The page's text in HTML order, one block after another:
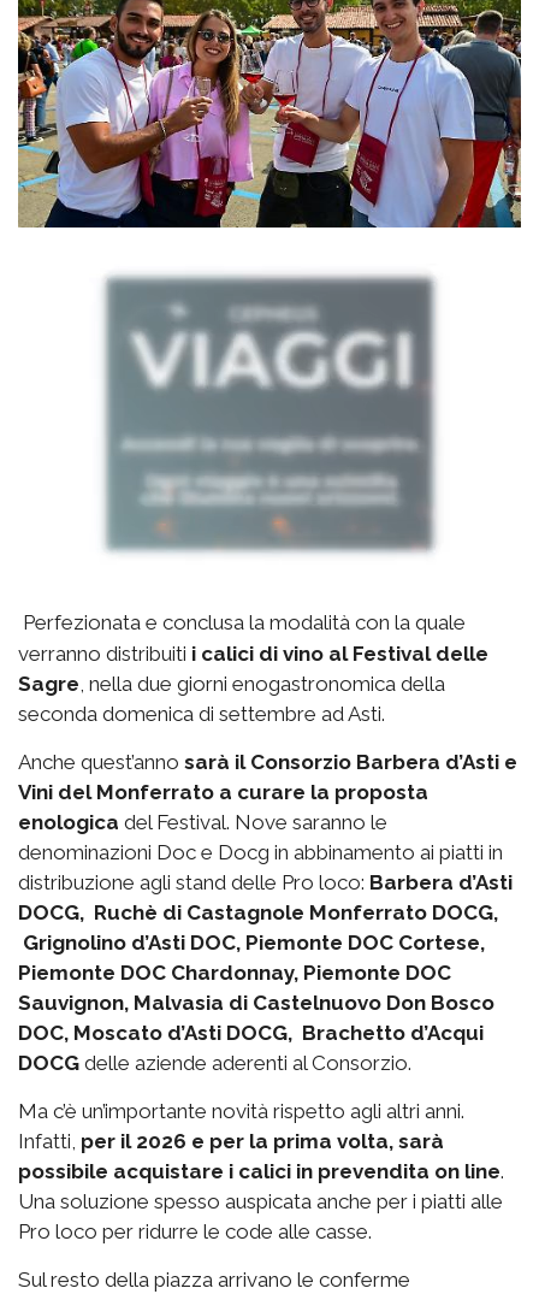
Perfezionata e conclusa la modalità con la quale
verranno distribuiti i calici di vino al Festival delle
Sagre, nella due giorni enogastronomica della
seconda domenica di settembre ad Asti.
Anche quest’anno sarà il Consorzio Barbera d’Asti e
Vini del Monferrato a curare la proposta
enologica del Festival. Nove saranno le
denominazioni Doc e Docg in abbinamento ai piatti in
distribuzione agli stand delle Pro loco: Barbera d’Asti
DOCG, Ruchè di Castagnole Monferrato DOCG,
Grignolino d’Asti DOC, Piemonte DOC Cortese,
Piemonte DOC Chardonnay, Piemonte DOC
Sauvignon, Malvasia di Castelnuovo Don Bosco
DOC, Moscato d’Asti DOCG, Brachetto d’Acqui
DOCG delle aziende aderenti al Consorzio.
Ma c’è un’importante novità rispetto agli altri anni.
Infatti, per il 2026 e per la prima volta, sarà
possibile acquistare i calici in prevendita on line.
Una soluzione spesso auspicata anche per i piatti alle
Pro loco per ridurre le code alle casse.
Sul resto della piazza arrivano le conferme